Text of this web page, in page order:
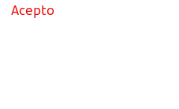
Acepto